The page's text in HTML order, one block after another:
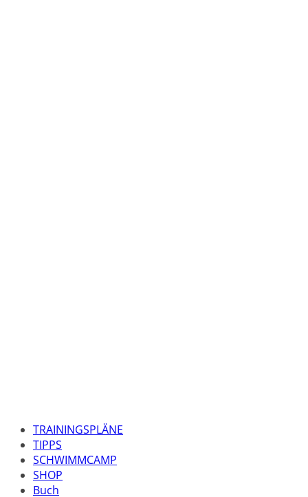
TRAININGSPLÄNE
TIPPS
SCHWIMMCAMP
SHOP
Buch